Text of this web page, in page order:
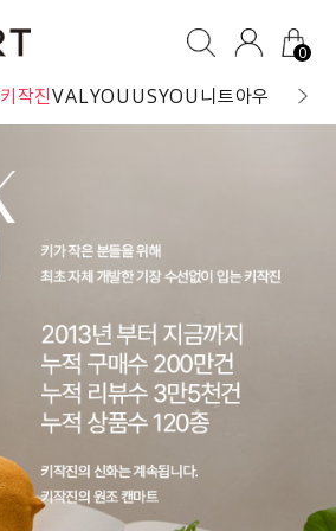
0
키작진VALYOUUSYOU니트아우터 블라